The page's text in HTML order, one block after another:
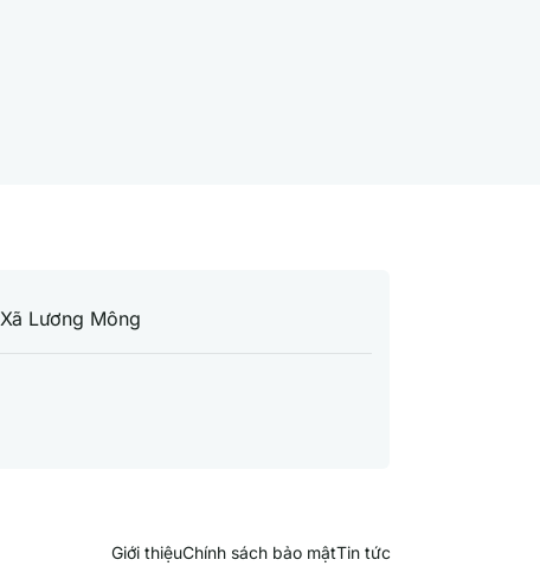
Xã Lương Mông
Giới thiệuChính sách bảo mậtTin tức